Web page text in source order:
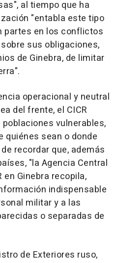
al tiempo que ha
"entabla este tipo
partes en los conflictos
sus obligaciones,
de Ginebra, de limitar
operacional y neutral
del frente, el CICR
vulnerables,
quiénes sean o donde
recordar que, además
"la Agencia Central
en Ginebra recopila,
indispensable
militar y a las
o separadas de
de Exteriores ruso,